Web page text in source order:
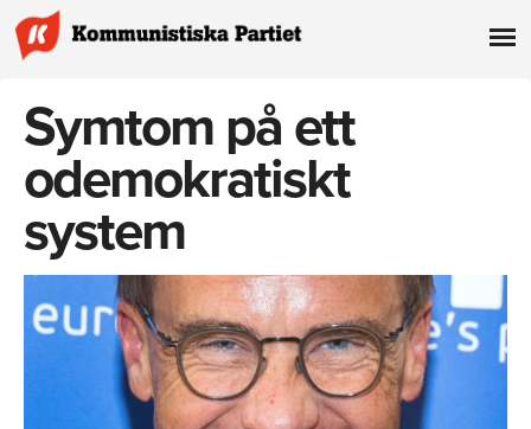
Symtom på ett
odemokratiskt
system